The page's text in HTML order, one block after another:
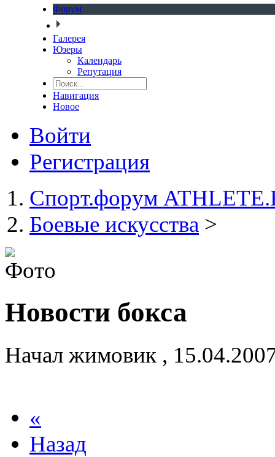
Форум
Галерея
Юзеры
Календарь
Репутация
Навигация
Новое
Войти
Регистрация
Спорт.форум
Боевые искусства >
Новости бокса
Начал жимовик ,
«
Назад